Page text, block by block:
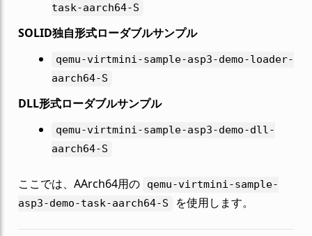
task-aarch64-S
SOLID独自形式ローダブルサンプル
qemu-virtmini-sample-asp3-demo-loader-
aarch64-S
DLL形式ローダブルサンプル
qemu-virtmini-sample-asp3-demo-dll-
aarch64-S
ここでは、AArch64用の
qemu-virtmini-sample-
asp3-demo-task-aarch64-S
を使用します。